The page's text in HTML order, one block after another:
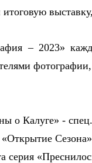
– 2023»
о Калуге» -
«Открытие
серия